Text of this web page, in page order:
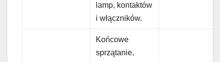
lamp, kontaktów
i włączników.
Końcowe
sprzątanie,